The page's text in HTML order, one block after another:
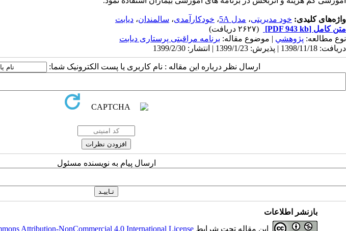
واژه‌های کلیدی: خود مدیریتی، مدل 5A ، خودکارآمدی، سالمندان، دیابت
متن کامل [PDF 943 kb]
(۲۶۲۷ دریافت)
نوع مطالعه: پژوهشي | موضوع مقاله: برنامه مراقبتی پرستاری دیابت
دریافت: 1398/11/18 | پذیرش: 1399/1/23 | انتشار: 1399/2/30
ارسال نظر درباره این مقاله : نام کاربری یا پست الکترونیک شما:
ارسال پیام به نویسنده مسئول
بازنشر اطلاعات
این مقاله تحت شرایط Attribution-NonCommercial 4.0 International License